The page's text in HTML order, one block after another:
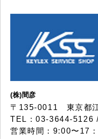
(株)間彦
〒135-0011 東京都
TEL：03-3644-5126
営業時間：9:00〜17